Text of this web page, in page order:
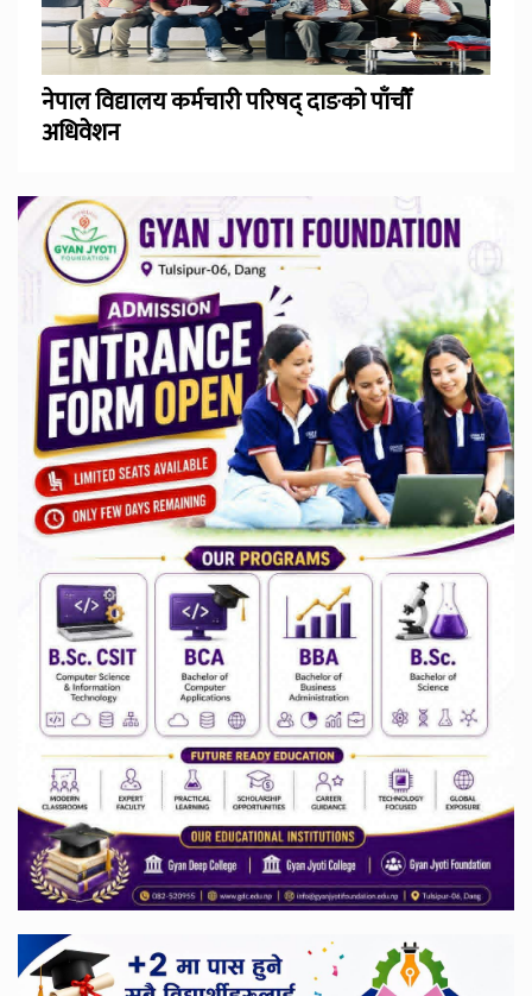
नेपाल विद्यालय कर्मचारी परिषद् दाङको पाँचौँ
अधिवेशन